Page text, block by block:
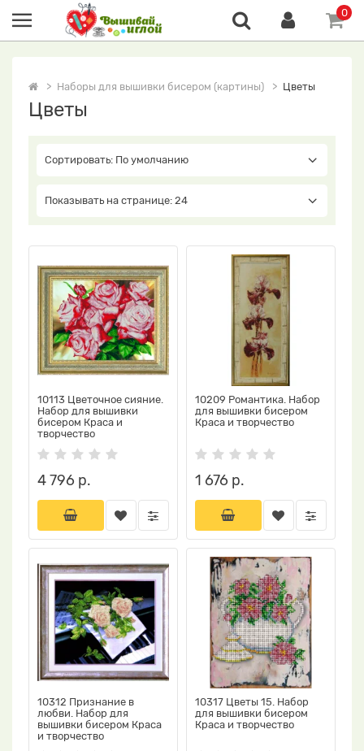
0
Наборы для вышивки бисером (картины) Цветы
Цветы
Сортировать: По умолчанию
Показывать на странице: 24
10113 Цветочное сияние.
Набор для вышивки
бисером Краса и
творчество
4 796 р.
10209 Романтика. Набор
для вышивки бисером
Краса и творчество
1 676 р.
10312 Признание в
любви. Набор для
вышивки бисером Краса
и творчество
10317 Цветы 15. Набор
для вышивки бисером
Краса и творчество